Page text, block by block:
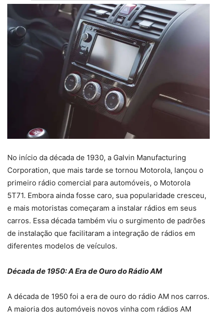
No início da década de 1930, a Galvin Manufacturing
Corporation, que mais tarde se tornou Motorola, lançou o
primeiro rádio comercial para automóveis, o Motorola
5T71. Embora ainda fosse caro, sua popularidade cresceu,
e mais motoristas começaram a instalar rádios em seus
carros. Essa década também viu o surgimento de padrões
de instalação que facilitaram a integração de rádios em
diferentes modelos de veículos.
Década de 1950: A Era de Ouro do Rádio AM
A década de 1950 foi a era de ouro do rádio AM nos carros.
A maioria dos automóveis novos vinha com rádios AM